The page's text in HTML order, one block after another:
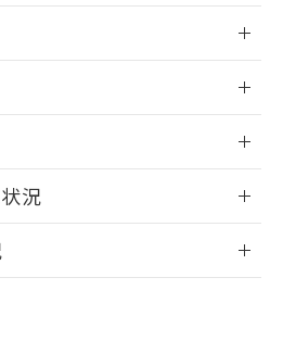
。
イン/会員登録
況
凡例
明書（当社基準）
時点で非含有を証明す
遡って非含有を証明する
。
のフタル酸エステル類４
しておりました。
品への在庫切替を完了
、特段のことがない限
より割愛しておりま